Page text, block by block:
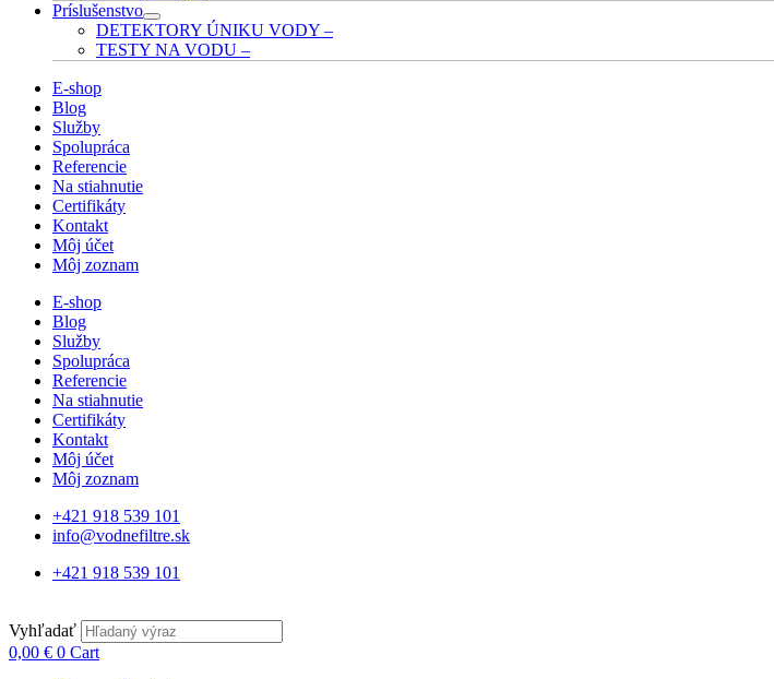
Príslušenstvo
DETEKTORY ÚNIKU VODY –
TESTY NA VODU –
E-shop
Blog
Služby
Spolupráca
Referencie
Na stiahnutie
Certifikáty
Kontakt
Môj účet
Môj zoznam
E-shop
Blog
Služby
Spolupráca
Referencie
Na stiahnutie
Certifikáty
Kontakt
Môj účet
Môj zoznam
+421 918 539 101
info@vodnefiltre.sk
+421 918 539 101
Vyhľadať
0,00 € 0 Cart